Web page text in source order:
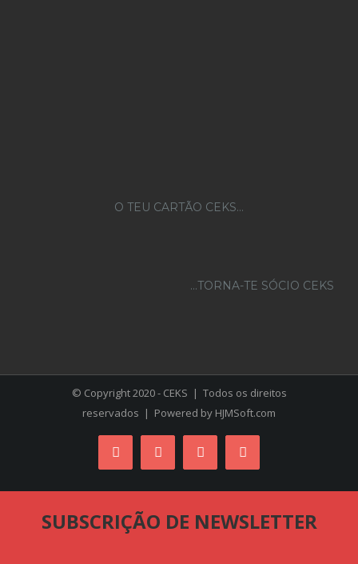
O TEU CARTÃO CEKS…
...TORNA-TE SÓCIO CEKS
© Copyright 2020 - CEKS | Todos os direitos
reservados | Powered by HJMSoft.com
FacebookInstagramYouTubeSkype
SUBSCRIÇÃO DE NEWSLETTER